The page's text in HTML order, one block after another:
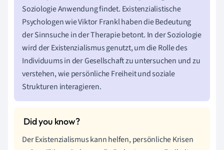
Soziologie Anwendung findet. Existenzialistische
Psychologen wie Viktor Frankl haben die Bedeutung
der Sinnsuche in der Therapie betont. In der Soziologie
wird der Existenzialismus genutzt, um die Rolle des
Individuums in der Gesellschaft zu untersuchen und zu
verstehen, wie persönliche Freiheit und soziale
Strukturen interagieren.
Der Existenzialismus kann helfen, persönliche Krisen